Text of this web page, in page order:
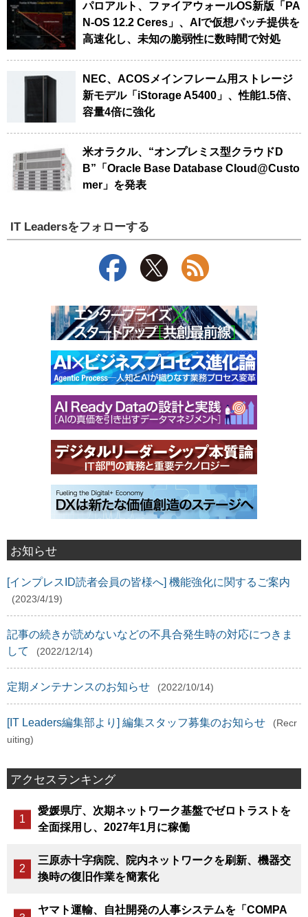
パロアルト、ファイアウォールOS新版「PA
N-OS 12.2 Ceres」、AIで仮想パッチ提供を
高速化し、未知の脆弱性に数時間で対処
NEC、ACOSメインフレーム用ストレージ
新モデル「iStorage A5400」、性能1.5倍、
容量4倍に強化
米オラクル、“オンプレミス型クラウドD
B”「Oracle Base Database Cloud@Custo
mer」を発表
IT Leadersをフォローする
お知らせ
[インプレスID読者会員の皆様へ] 機能強化に関するご案内
(2023/4/19)
記事の続きが読めないなどの不具合発生時の対応につきま
して
(2022/12/14)
定期メンテナンスのお知らせ (2022/10/14)
[IT Leaders編集部より] 編集スタッフ募集のお知らせ
(Recr
uiting)
アクセスランキング
愛媛県庁、次期ネットワーク基盤でゼロトラストを
全面採用し、2027年1月に稼働
三原赤十字病院、院内ネットワークを刷新、機器交
換時の復旧作業を簡素化
ヤマト運輸、自社開発の人事システムを「COMPA